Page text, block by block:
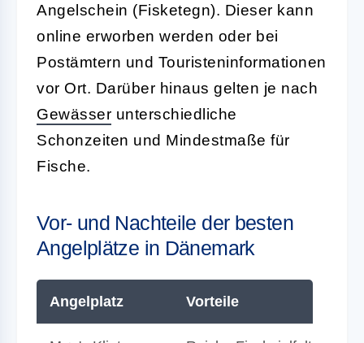
Angelschein (Fisketegn). Dieser kann
online erworben werden oder bei
Postämtern und Touristeninformationen
vor Ort. Darüber hinaus gelten je nach
Gewässer unterschiedliche
Schonzeiten und Mindestmaße für
Fische.
Vor- und Nachteile der besten
Angelplätze in Dänemark
Angelplatz Vorteile